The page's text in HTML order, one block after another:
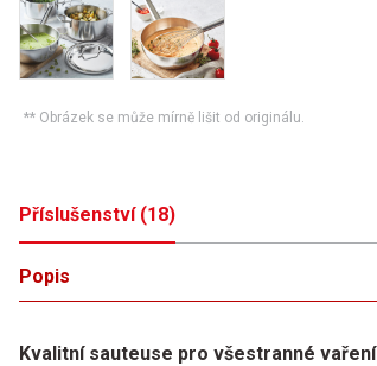
** Obrázek se může mírně lišit od originálu.
Příslušenství(18)
Popis
Kvalitní sauteuse pro všestranné vaření